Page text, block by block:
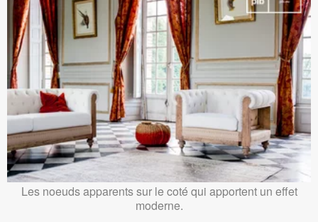
Les noeuds apparents sur le coté qui apportent un effet
moderne.